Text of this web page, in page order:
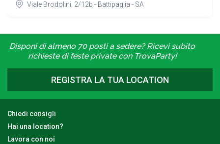
Viale Brodolini, 2/12b - Battipaglia - SA
Disponi di almeno 70 posti a sedere? Ricevi subito
richieste di feste private con TrovaParty!
REGISTRA LA TUA LOCATION
Chiedi consigli
Hai una location?
Lavora con noi